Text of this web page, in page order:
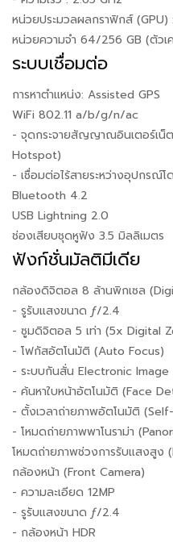
หน่วยประมวลผลกราฟิกส์
หน่วยความจำ 64/256 GB (ตัวเ
ระบบเชื่อมต่อ
การหาตำแหน่ง: Assisted GPS
WiFi 802.11 a/b/g/n/ac
- จุดกระจายสัญญาณอินเตอร์เน็
Hotspot)
- เชื่อมต่อไร้สายระหว่างอุปกรณ์
Bluetooth 4.2
USB Lightning 2.0
ช่องเสียบชุดหูฟัง 3.5 มิลลิเมตร
ฟังก์ชั่นมัลติมีเดีย
กล้องดิจิตอล 8 ล้านพิกเซล
- รูรับแสงขนาด ƒ/2.4
- ซูมดิจิตอล 5 เท่า (5x Digital
- โฟกัสอัตโนมัติ (Auto Focus)
- ระบบกันสั่น Electronic Image
- ค้นหาใบหน้าอัตโนมัติ (Face
- ตั้งเวลาถ่ายภาพอัตโนมัติ
- โหมดถ่ายภาพพาโนราม่า
โหมดถ่ายภาพช่วงการรับแสงสูง
กล้องหน้า (Front Camera)
- ความละเอียด 12MP
- รูรับแสงขนาด ƒ/2.4
- กล้องหน้า HDR